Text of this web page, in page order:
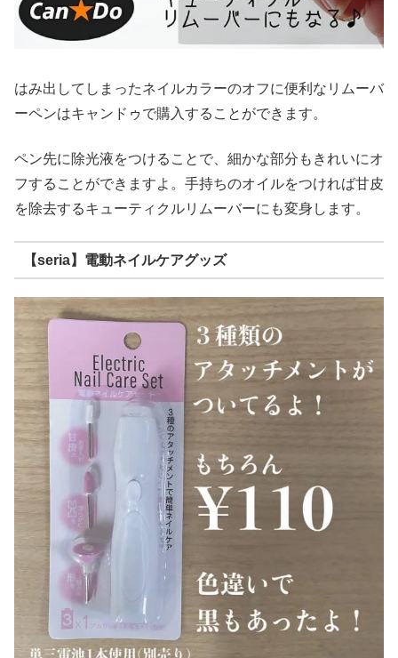
はみ出してしまったネイルカラーのオフに便利なリムーバ
ーペンはキャンドゥで購入することができます。
ペン先に除光液をつけることで、細かな部分もきれいにオ
フすることができますよ。手持ちのオイルをつければ甘皮
を除去するキューティクルリムーバーにも変身します。
【seria】電動ネイルケアグッズ